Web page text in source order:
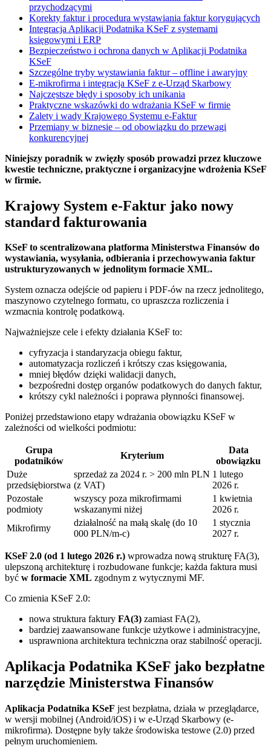
przychodzącymi
Korekty faktur i procedura wystawiania faktur korygujących
Integracja Aplikacji Podatnika KSeF z systemami
księgowymi i ERP
Bezpieczeństwo i ochrona danych w Aplikacji Podatnika
KSeF
Szczególne tryby wystawiania faktur – offline i awaryjny
E-mikrofirma i integracja KSeF z e-Urząd Skarbowy
Najczęstsze błędy i sposoby ich unikania
Praktyczne wskazówki do wdrażania KSeF w firmie
Zalety i wady Krajowego Systemu e-Faktur
Przemiany w biznesie – od obowiązku do przewagi
konkurencyjnej
Niniejszy poradnik w zwięzły sposób prowadzi przez kluczowe
kwestie techniczne, praktyczne i organizacyjne wdrożenia KSeF
w firmie.
Krajowy System e-Faktur jako nowy
standard fakturowania
KSeF to scentralizowana platforma Ministerstwa Finansów do
wystawiania, wysyłania, odbierania i przechowywania faktur
ustrukturyzowanych w jednolitym formacie XML.
System oznacza odejście od papieru i PDF-ów na rzecz jednolitego,
maszynowo czytelnego formatu, co upraszcza rozliczenia i
wzmacnia kontrolę podatkową.
Najważniejsze cele i efekty działania KSeF to:
cyfryzacja i standaryzacja obiegu faktur,
automatyzacja rozliczeń i krótszy czas księgowania,
mniej błędów dzięki walidacji danych,
bezpośredni dostęp organów podatkowych do danych faktur,
krótszy cykl należności i poprawa płynności finansowej.
Poniżej przedstawiono etapy wdrażania obowiązku KSeF w
zależności od wielkości podmiotu:
Grupa
podatników
Kryterium
Data
obowiązku
Duże
przedsiębiorstwa
sprzedaż za 2024 r. > 200 mln PLN
(z VAT)
1 lutego
2026 r.
Pozostałe
podmioty
wszyscy poza mikrofirmami
wskazanymi niżej
1 kwietnia
2026 r.
Mikrofirmy
działalność na małą skalę (do 10
000 PLN/m-c)
1 stycznia
2027 r.
KSeF 2.0 (od 1 lutego 2026 r.) wprowadza nową strukturę FA(3),
ulepszoną architekturę i rozbudowane funkcje; każda faktura musi
być w formacie XML zgodnym z wytycznymi MF.
Co zmienia KSeF 2.0:
nowa struktura faktury FA(3) zamiast FA(2),
bardziej zaawansowane funkcje użytkowe i administracyjne,
usprawniona architektura techniczna oraz stabilność operacji.
Aplikacja Podatnika KSeF jako bezpłatne
narzędzie Ministerstwa Finansów
Aplikacja Podatnika KSeF jest bezpłatna, działa w przeglądarce,
w wersji mobilnej (Android/iOS) i w e-Urząd Skarbowy (e-
mikrofirma). Dostępne były także środowiska testowe (2.0) przed
pełnym uruchomieniem.